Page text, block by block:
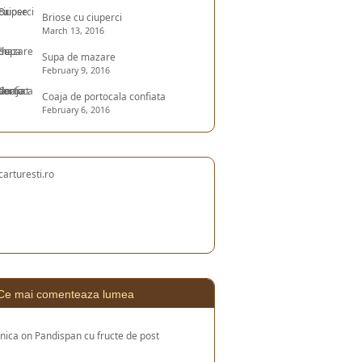
Briose cu ciuperci
March 13, 2016
Supa de mazare
February 9, 2016
Coaja de portocala confiata
February 6, 2016
mai comenteaza lumea
on Pandispan cu fructe de post